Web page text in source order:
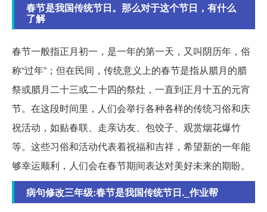
春节是我国传统节日。那么对于这个节日，有什么
了解
春节一般指正月初一，是一年的第一天，又叫阴历年，俗
称“过年”；但在民间，传统意义上的春节是指从腊月的腊
祭或腊月二十三或二十四的祭灶，一直到正月十五的元宵
节。在这段时间里，人们会举行各种各样的传统习俗和庆
祝活动，如贴春联、走亲访友、包饺子、观赏烟花爆竹
等。这些习俗和活动代表着祝福和吉祥，希望新的一年能
够幸运顺利，人们会在春节期间表达对美好未来的期盼。
病句修改三年级:春节是我国传统节日._作业帮